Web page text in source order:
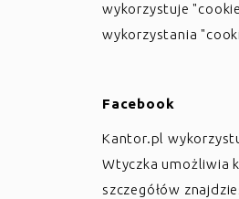
wykorzystuje
wykorzystania
Facebook
Kantor.pl
Wtyczka umożliwia
szczegółów